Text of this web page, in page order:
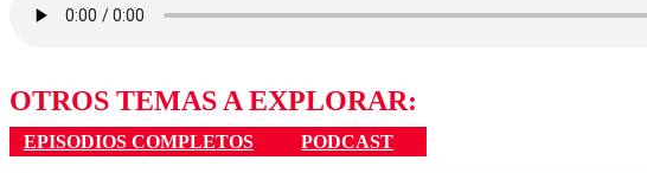
OTROS TEMAS A EXPLORAR:
EPISODIOS COMPLETOS PODCAST